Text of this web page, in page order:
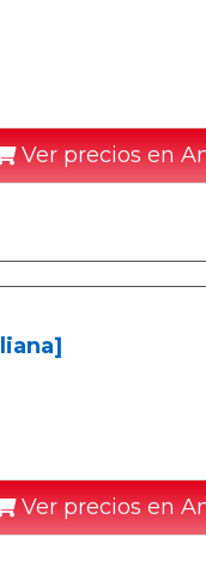
Ver precios en
Ver precios en